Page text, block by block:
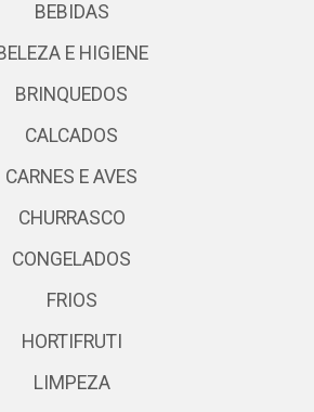
BEBIDAS
E HIGIENE
BRINQUEDOS
CALCADOS
CARNES E AVES
CHURRASCO
CONGELADOS
FRIOS
HORTIFRUTI
LIMPEZA